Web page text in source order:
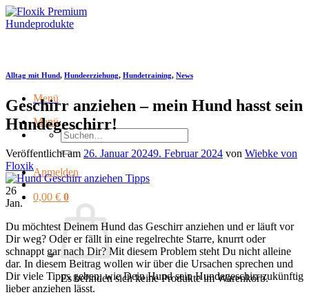
Zum
Inhalt
Menü
Menü
Suchen
nach:
Anmelden
0,00 € 0
Es befinden sich keine Produkte im Warenkorb.
Alltag mit Hund, Hundeerziehung, Hundetraining, News
Geschirr anziehen – mein Hund hasst sein
Hundegeschirr!
Veröffentlicht am 26. Januar 20249. Februar 2024 von Wiebke von
Floxik
26
Jan.
Du möchtest Deinem Hund das Geschirr anziehen und er läuft vor
Dir weg? Oder er fällt in eine regelrechte Starre, knurrt oder
schnappt gar nach Dir? Mit diesem Problem steht Du nicht alleine
dar. In diesem Beitrag wollen wir über die Ursachen sprechen und
Dir viele Tipps geben, wie Dein Hund sein Hundegeschirr zukünftig
lieber anziehen lässt.